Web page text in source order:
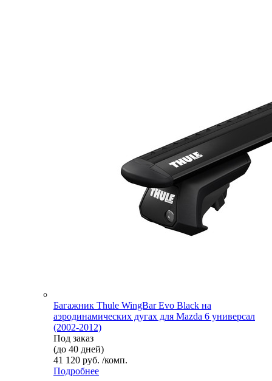
Багажник Thule WingBar Evo Black на
аэродинамических дугах для Mazda 6 универсал
(2002-2012)
Под заказ
(до 40 дней)
41 120 руб. /комп.
Подробнее